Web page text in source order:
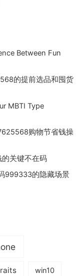
Between Fun
的提前选品和囤货
MBTI Type
购物节省钱操
关键不在码
999333的隐藏场景
win10